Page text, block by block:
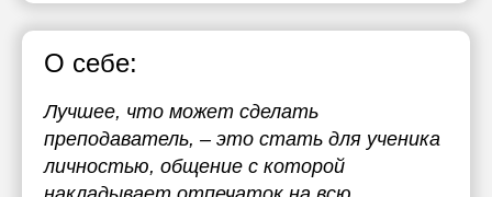
О себе:
Лучшее, что может сделать
преподаватель, – это стать для ученика
личностью, общение с которой